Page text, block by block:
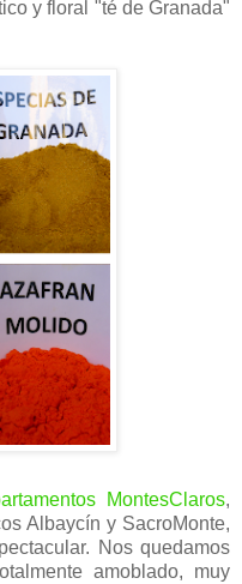
y floral "té de Granada"
MontesClaros,
Albaycín y SacroMonte,
Nos quedamos
amoblado, muy